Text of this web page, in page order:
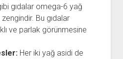
gıdalar omega-6 yağ
Bu gıdalar
ve parlak görünmesine
Her iki yağ asidi de